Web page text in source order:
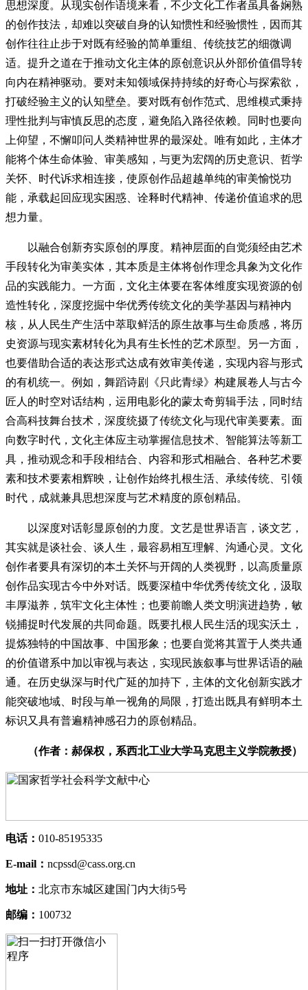
思想深度。从现实创作语境来看，不少文化工作者虽具备娴熟
的创作技法，却难以突破自身的认知惯性和经验惯性，因而其
创作往往止步于对既有经验的简单重组、传统技艺的细微调
适。提升之道在于推动文化主体的原创意识从外部价值倡导转
向内在精神驱动。要对未知领域保持持续的好奇心与探索欲，
打破经验主义的认知壁垒。要对既有创作范式、思维模式秉持
理性批判与审慎反思的态度，避免陷入路径依赖。同时也要向
上仰望，不懈叩问人类精神世界的最深处。唯有如此，主体才
能将个体生命体验、审美感知，与更为宏阔的历史意识、哲学
关怀、时代诉求相连接，使原创作品超越单纯的审美愉悦功
能，承载起回应现实困惑、诠释时代精神、传递价值追求的思
想力量。
以融合创新夯实原创的厚度。精神层面的自觉须经由艺术
手段转化为审美实体，其本质是主体将创作理念具象为文化作
品的实践能力。一方面，文化主体要在客体维度实现资源的创
造性转化，深度挖掘中华优秀传统文化的美学基因与精神内
核，从人民生产生活中萃取鲜活的原生故事与生命质感，将历
史资源与现实素材转化为具有生长性的艺术原型。另一方面，
也要借助合适的表达形式达成有效审美传递，实现内容与形式
的有机统一。例如，舞蹈诗剧《只此青绿》构建展卷人与古今
匠人的时空对话结构，运用电影化的蒙太奇剪辑手法，同时结
合高科技舞台技术，深度统摄了传统文化与现代审美要素。面
向数字时代，文化主体应主动掌握信息技术、智能算法等新工
具，推动观念和手段相结合、内容和形式相融合、各种艺术要
素和技术要素相辉映，让创作始终扎根生活、承续传统、引领
时代，成就兼具思想深度与艺术精度的原创精品。
以深度对话彰显原创的力度。文艺是世界语言，谈文艺，
其实就是谈社会、谈人生，最容易相互理解、沟通心灵。文化
创作者要具有深切的本土关怀与开阔的人类视野，以高质量原
创作品实现古今中外对话。既要深植中华优秀传统文化，汲取
丰厚滋养，筑牢文化主体性；也要前瞻人类文明演进趋势，敏
锐捕捉时代发展的共同命题。既要扎根人民生活的现实沃土，
提炼独特的中国故事、中国形象；也要自觉将其置于人类共通
的价值谱系中加以审视与表达，实现民族叙事与世界话语的融
通。在历史纵深与时代广延的加持下，主体的文化创新实践才
能突破地域、时段与单一视角的局限，打造出既具有鲜明本土
标识又具有普遍精神感召力的原创精品。
（作者：郝保权，系西北工业大学马克思主义学院教授）
电话： 010-85195335
E-mail： ncpssd@cass.org.cn
地址： 北京市东城区建国门内大街5号
邮编： 100732